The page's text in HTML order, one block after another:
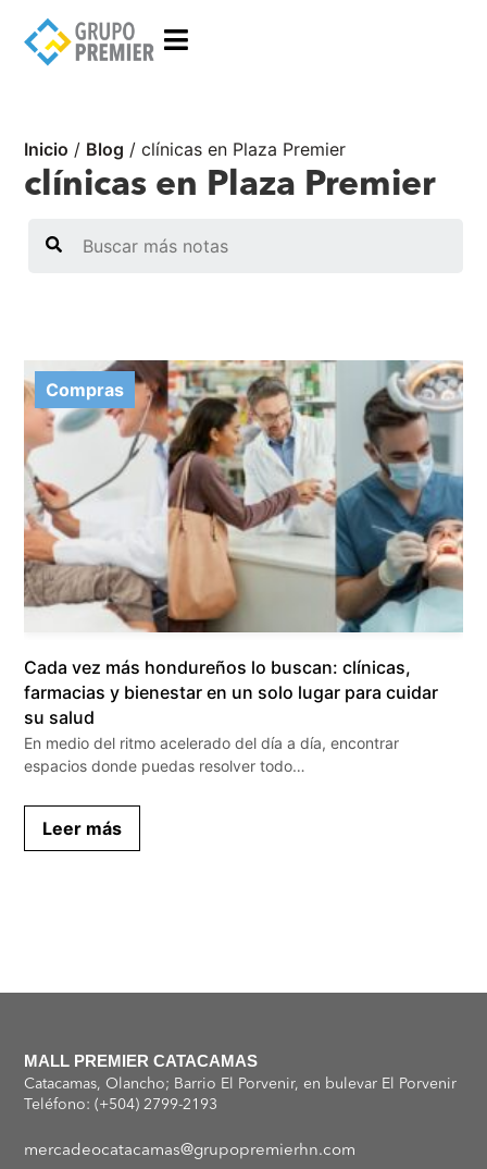
Inicio / Blog /clínicas en Plaza Premier
clínicas en Plaza Premier
Compras
Cada vez más hondureños lo buscan: clínicas,
farmacias y bienestar en un solo lugar para cuidar
su salud
En medio del ritmo acelerado del día a día, encontrar
espacios donde puedas resolver todo…
Leer más
MALL PREMIER CATACAMAS
Catacamas, Olancho; Barrio El Porvenir, en bulevar El Porvenir
Teléfono: (+504) 2799-2193
mercadeocatacamas@grupopremierhn.com